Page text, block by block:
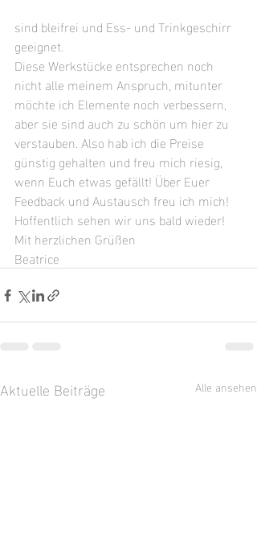
sind bleifrei und Ess- und Trinkgeschirr
geeignet.
Diese Werkstücke entsprechen noch
nicht alle meinem Anspruch, mitunter
möchte ich Elemente noch verbessern,
aber sie sind auch zu schön um hier zu
verstauben. Also hab ich die Preise
günstig gehalten und freu mich riesig,
wenn Euch etwas gefällt! Über Euer
Feedback und Austausch freu ich mich!
Hoffentlich sehen wir uns bald wieder!
Mit herzlichen Grüßen
Beatrice
Aktuelle Beiträge Alle ansehen